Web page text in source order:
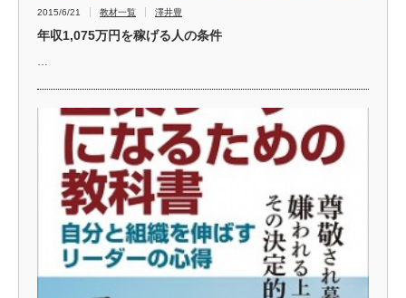
2015/6/21 教材一覧 澤井豊
年収1,075万円を稼げる人の条件